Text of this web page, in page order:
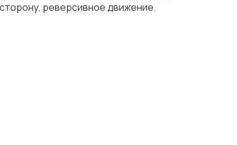
реверсивное движение.